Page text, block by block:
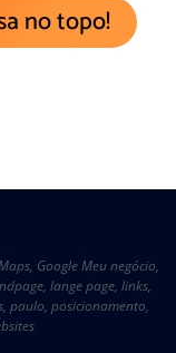
no topo!
, Google Meu negócio,
, lange page, links,
, paulo, posicionamento,